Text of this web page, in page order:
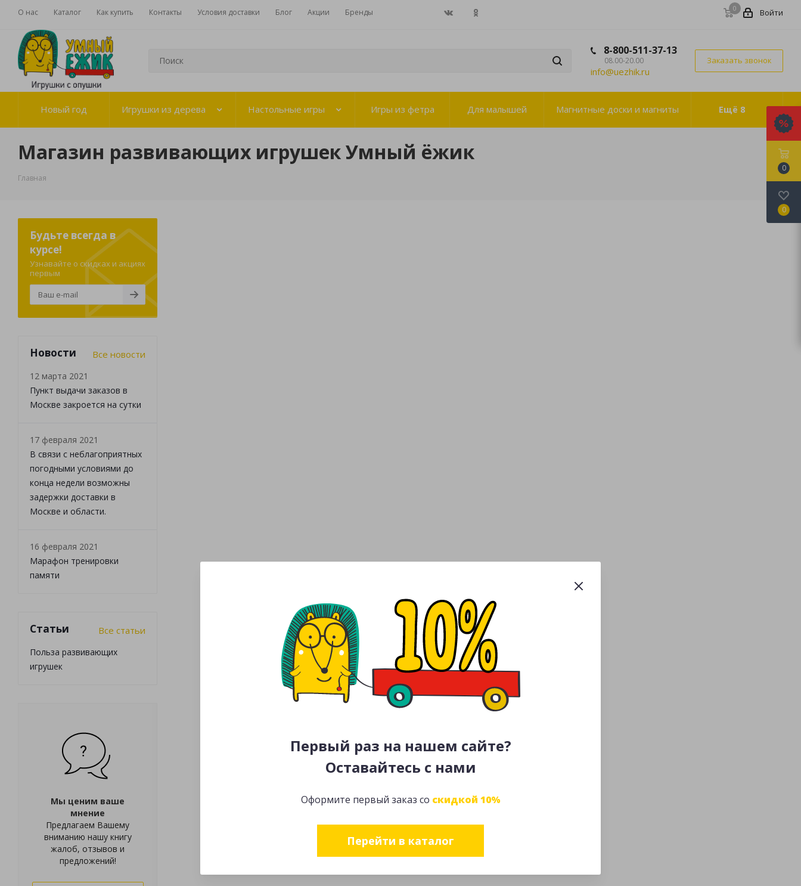
Первый раз на нашем сайте?
Оставайтесь с нами
Оформите первый заказ со скидкой 10%
Перейти в каталог
О нас Каталог Как купить Контакты Условия доставки Блог Акции Бренды 0 Войти
8-800-511-37-13
08.00-20.00
info@uezhik.ru
Заказать звонок
Новый год Игрушки из дерева Настольные игры Игры из фетра Для малышей Магнитные доски и магниты Ещё 8
Магазин развивающих игрушек Умный ёжик
Главная
Будьте всегда в
курсе!
Узнавайте о скидках и акциях
первым
Новости Все новости
12 марта 2021
Пункт выдачи заказов в
Москве закроется на сутки
17 февраля 2021
В связи с неблагоприятных
погодными условиями до
конца недели возможны
задержки доставки в
Москве и области.
16 февраля 2021
Марафон тренировки
памяти
Статьи Все статьи
Польза развивающих
игрушек
Мы ценим ваше
мнение
Предлагаем Вашему
вниманию нашу книгу
жалоб, отзывов и
предложений!
0
0